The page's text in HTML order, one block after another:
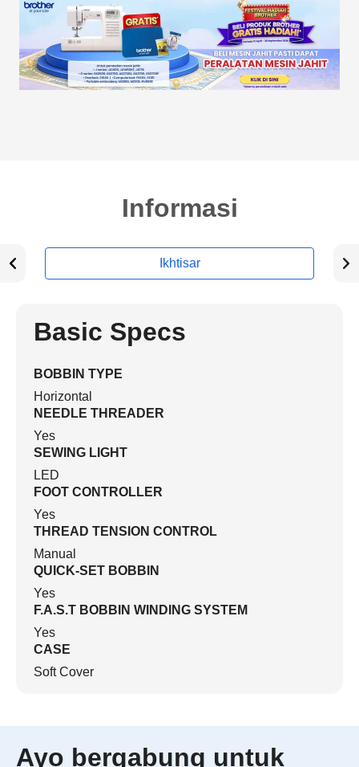
Informasi
Ikhtisar
Basic Specs
BOBBIN TYPE
Horizontal
NEEDLE THREADER
Yes
SEWING LIGHT
LED
FOOT CONTROLLER
Yes
THREAD TENSION CONTROL
Manual
QUICK-SET BOBBIN
Yes
F.A.S.T BOBBIN WINDING SYSTEM
Yes
CASE
Soft Cover
Ayo bergabung untuk